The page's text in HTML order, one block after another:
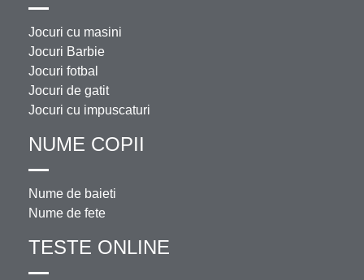
Jocuri cu masini
Jocuri Barbie
Jocuri fotbal
Jocuri de gatit
Jocuri cu impuscaturi
NUME COPII
Nume de baieti
Nume de fete
TESTE ONLINE